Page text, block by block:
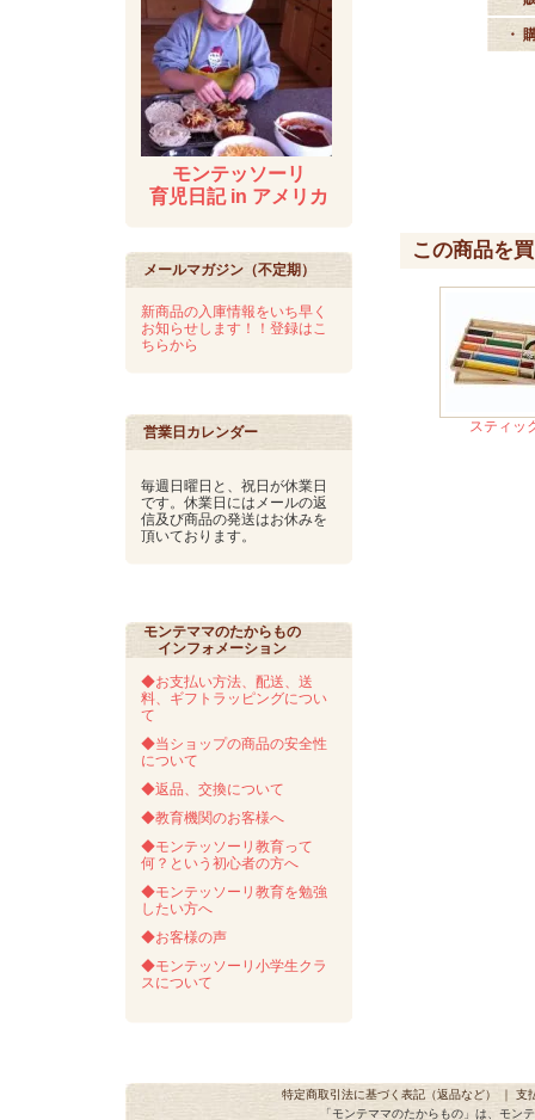
モンテッソーリ
育児日記 in アメリカ
メールマガジン（不定期）
新商品の入庫情報をいち早く
お知らせします！！登録はこ
ちらから
営業日カレンダー
毎週日曜日と、祝日が休業日
です。休業日にはメールの返
信及び商品の発送はお休みを
頂いております。
モンテママのたからもの
インフォメーション
◆お支払い方法、配送、送
料、ギフトラッピングについ
て
◆当ショップの商品の安全性
について
◆返品、交換について
◆教育機関のお客様へ
◆モンテッソーリ教育って
何？という初心者の方へ
◆モンテッソーリ教育を勉強
したい方へ
◆お客様の声
◆モンテッソーリ小学生クラ
スについて
・
この商品を
スティッ
特定商取引法に基づく表記（返品など） ｜ 支
「モンテママのたからもの」は、モン